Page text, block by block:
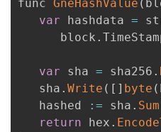
func GneHashValue (
var hashdata =
      block
.
var sha = sha256 .
   sha
. Write ( [ ] byte (
   hashed
: = sha . Sum
return hex .